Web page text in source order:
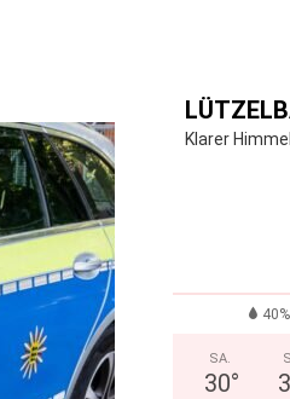
Klarer Himmel
40%
SA.
30°